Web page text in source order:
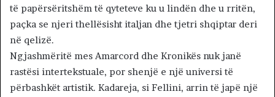
të papërsëritshëm të qyteteve ku u lindën dhe u rritën,
paçka se njeri thellësisht italjan dhe tjetri shqiptar deri
në qelizë.
Ngjashmëritë mes Amarcord dhe Kronikës nuk janë
rastësi intertekstuale, por shenjë e një universi të
përbashkët artistik. Kadareja, si Fellini, arrin të japë një